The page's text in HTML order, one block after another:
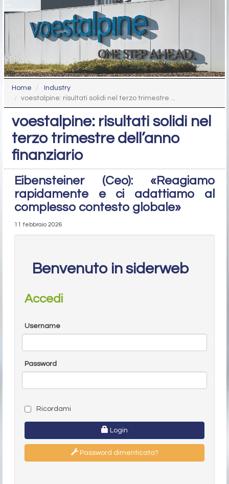
Home
Industry
voestalpine: risultati solidi nel terzo trimestre ...
voestalpine: risultati solidi nel
terzo trimestre dell’anno
finanziario
Eibensteiner (Ceo): «Reagiamo
rapidamente e ci adattiamo al
complesso contesto globale»
11 febbraio 2026
Benvenuto in siderweb
Accedi
Username
Password
Ricordami
Login
Password dimenticata?